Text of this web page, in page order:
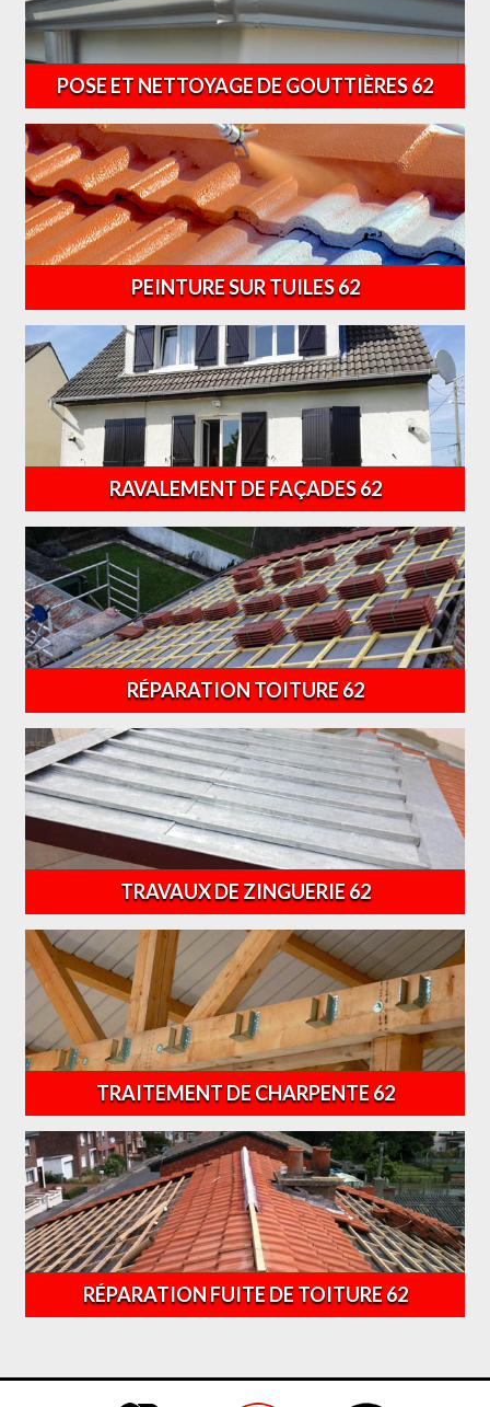
POSE ET NETTOYAGE DE GOUTTIÈRES 62
PEINTURE SUR TUILES 62
RAVALEMENT DE FAÇADES 62
RÉPARATION TOITURE 62
TRAVAUX DE ZINGUERIE 62
TRAITEMENT DE CHARPENTE 62
RÉPARATION FUITE DE TOITURE 62